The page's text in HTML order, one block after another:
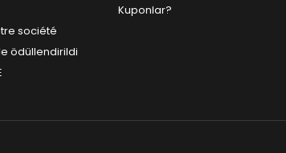
société
ödüllendirildi
Kuponlar?